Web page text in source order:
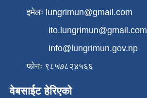
इमेलः lungrimun@gmail.com
ito.lungrimun@gmail.com
info@lungrimun.gov.np
फोनः ९८५७८२४५६६
वेबसाईट हेरिएको